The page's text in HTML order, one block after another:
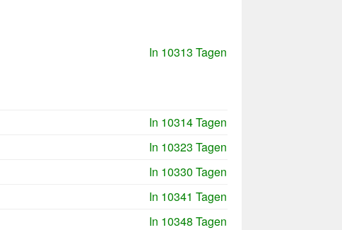
In 10313 Tagen
In 10314 Tagen
In 10323 Tagen
In 10330 Tagen
In 10341 Tagen
In 10348 Tagen